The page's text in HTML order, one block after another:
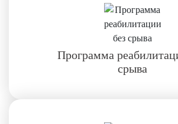
Программа
срыва